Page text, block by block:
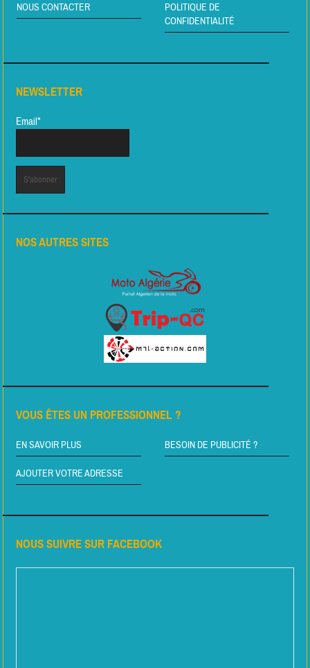
NOUS CONTACTER
POLITIQUE DE
CONFIDENTIALITÉ
NEWSLETTER
Email*
NOS AUTRES SITES
VOUS ÊTES UN PROFESSIONNEL ?
EN SAVOIR PLUS BESOIN DE PUBLICITÉ ?
AJOUTER VOTRE ADRESSE
NOUS SUIVRE SUR FACEBOOK